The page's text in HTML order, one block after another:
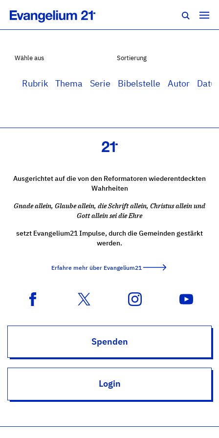
Wähle aus
Rubrik Thema Serie Bibelstelle Autor
Sortierung
Ausgerichtet auf die von den Reformatoren wiederentdeckten
Wahrheiten
Gnade allein, Glaube allein, die Schrift allein, Christus allein und
Gott allein sei die Ehre
setzt Evangelium21 Impulse, durch die Gemeinden gestärkt
werden.
Erfahre mehr über Evangelium21
Spenden
Login